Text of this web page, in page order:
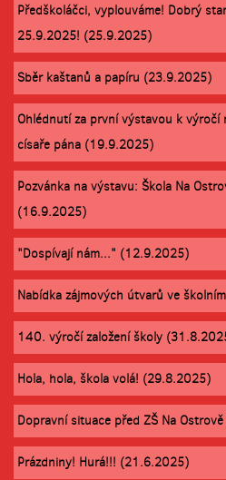
Předškoláčci, vyplouváme! Dobrý
25.9.2025! (25.9.2025)
Sběr kaštanů a papíru (23.9.2025)
Ohlédnutí za první výstavou k výročí
císaře pána (19.9.2025)
Pozvánka na výstavu: Škola Na
(16.9.2025)
"Dospívají nám..." (12.9.2025)
Nabídka zájmových útvarů ve
140. výročí založení školy
Hola, hola, škola volá! (29.8.2025)
Dopravní situace před ZŠ Na
Prázdniny! Hurá!!! (21.6.2025)